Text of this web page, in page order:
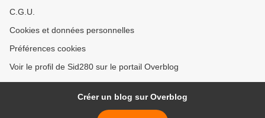
C.G.U.
Cookies et données personnelles
Préférences cookies
Voir le profil de Sid280 sur le portail Overblog
Créer un blog sur Overblog